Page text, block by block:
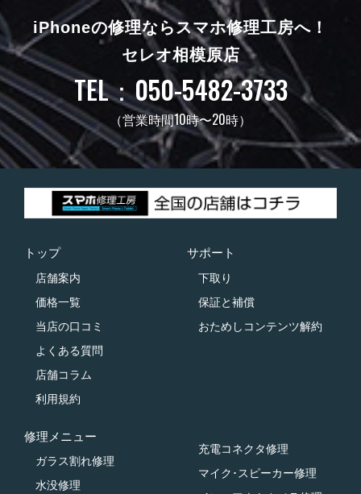
iPhoneの修理ならスマホ修理工房へ！
セレオ相模原店
TEL：050-5482-3733
（営業時間10時〜20時）
トップ
店舗案内
価格一覧
当店の口コミ
よくある質問
店舗コラム
利用規約
サポート
下取り
保証と補償
おためしコンテンツ解約
修理メニュー
ガラス割れ修理
水没修理
充電コネクタ修理
マイク･スピーカー修理